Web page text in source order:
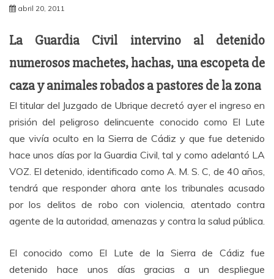
abril 20, 2011
La Guardia Civil intervino al detenido
numerosos machetes, hachas, una escopeta de
caza y animales robados a pastores de la zona
El titular del Juzgado de Ubrique decretó ayer el ingreso en
prisión del peligroso delincuente conocido como El Lute
que vivía oculto en la Sierra de Cádiz y que fue detenido
hace unos días por la Guardia Civil, tal y como adelantó LA
VOZ. El detenido, identificado como A. M. S. C, de 40 años,
tendrá que responder ahora ante los tribunales acusado
por los delitos de robo con violencia, atentado contra
agente de la autoridad, amenazas y contra la salud pública.
El conocido como El Lute de la Sierra de Cádiz fue
detenido hace unos días gracias a un despliegue